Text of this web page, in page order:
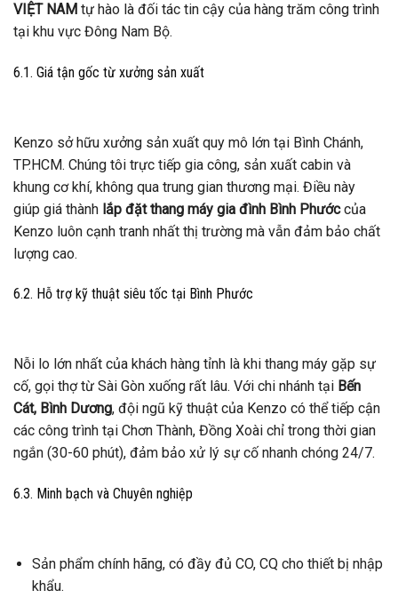
VIỆT NAM tự hào là đối tác tin cậy của hàng trăm công trình
tại khu vực Đông Nam Bộ.
6.1. Giá tận gốc từ xưởng sản xuất
Kenzo sở hữu xưởng sản xuất quy mô lớn tại Bình Chánh,
TP.HCM. Chúng tôi trực tiếp gia công, sản xuất cabin và
khung cơ khí, không qua trung gian thương mại. Điều này
giúp giá thành lắp đặt thang máy gia đình Bình Phướccủa
Kenzo luôn cạnh tranh nhất thị trường mà vẫn đảm bảo chất
lượng cao.
6.2. Hỗ trợ kỹ thuật siêu tốc tại Bình Phước
Nỗi lo lớn nhất của khách hàng tỉnh là khi thang máy gặp sự
cố, gọi thợ từ Sài Gòn xuống rất lâu. Với chi nhánh tại Bến
Cát, Bình Dương, đội ngũ kỹ thuật của Kenzo có thể tiếp cận
các công trình tại Chơn Thành, Đồng Xoài chỉ trong thời gian
ngắn (30-60 phút), đảm bảo xử lý sự cố nhanh chóng 24/7.
6.3. Minh bạch và Chuyên nghiệp
Sản phẩm chính hãng, có đầy đủ CO, CQ cho thiết bị nhập
khẩu.